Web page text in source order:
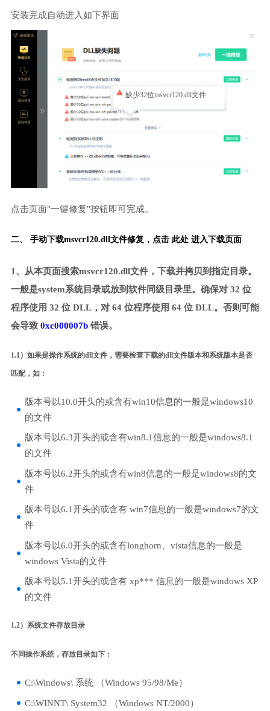
安装完成自动进入如下界面
缺少32位msvcr120.dll文件
点击页面"一键修复"按钮即可完成。
二、 手动下载msvcr120.dll文件修复， 点击 此处 进入下载页面
1、从本页面搜索msvcr120.dll文件，下载并拷贝到指定目录。
一般是system系统目录或放到软件同级目录里。确保对 32 位
程序使用 32 位 DLL，对 64 位程序使用 64 位 DLL。否则可能
会导致 0xc000007b错误。
1.1）如果是操作系统的dll文件，需要检查下载的dll文件版本和系统版本是否
匹配，如：
版本号以10.0开头的或含有win10信息的一般是windows10
的文件
版本号以6.3开头的或含有win8.1信息的一般是windows8.1
的文件
版本号以6.2开头的或含有win8信息的一般是windows8的文
件
版本号以6.1开头的或含有 win7信息的一般是windows7的文
件
版本号以6.0开头的或含有longhorn、vista信息的一般是
windows Vista的文件
版本号以5.1开头的或含有 xp*** 信息的一般是windows XP
的文件
1.2）系统文件存放目录
不同操作系统，存放目录如下：
C:\Windows\ 系统 （Windows 95/98/Me）
C:\WINNT\ System32 （Windows NT/2000）